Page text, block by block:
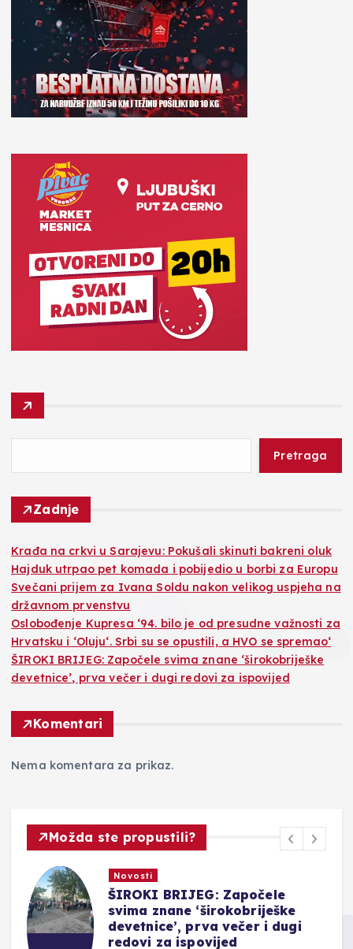
Pretraga
Zadnje
Krađa na crkvi u Sarajevu: Pokušali skinuti bakreni oluk
Hajduk utrpao pet komada i pobijedio u borbi za Europu
Svečani prijem za Ivana Soldu nakon velikog uspjeha na
državnom prvenstvu
Oslobođenje Kupresa ‘94. bilo je od presudne važnosti za
Hrvatsku i ‘Oluju‘. Srbi su se opustili, a HVO se spremao‘
ŠIROKI BRIJEG: Započele svima znane ‘širokobriješke
devetnice’, prva večer i dugi redovi za ispovijed
Komentari
Nema komentara za prikaz.
Možda ste propustili?
Novosti
ŠIROKI BRIJEG: Započele
svima znane ‘širokobriješke
devetnice’, prva večer i dugi
redovi za ispovijed